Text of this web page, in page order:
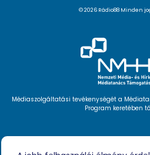
Videóink
© 2026 Rádio88 Minden
Médiaszolgáltatási tevékenységét a
Program keretében